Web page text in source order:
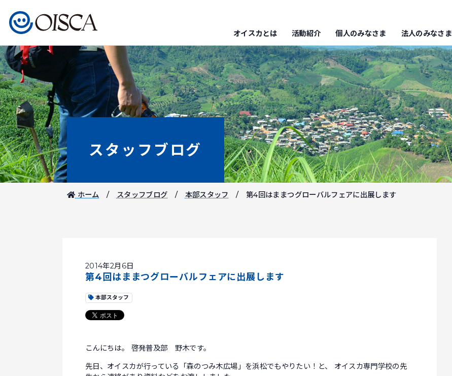
オイスカとは 活動紹介 個人のみなさま 法人のみなさま
スタッフブログ
ホーム スタッフブログ 本部スタッフ 第4回はままつグローバルフェアに出展します
2014年2月6日
第4回はままつグローバルフェアに出展します
本部スタッフ
こんにちは。 啓発普及部 野木です。
先日、オイスカが行っている「森のつみ木広場」を浜松でもやりたい！と、 オイスカ専門学校の先